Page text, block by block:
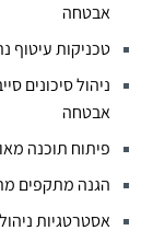
אבטחה
טכניקות עיטוף
ניהול סיכונים
אבטחה
פיתוח תוכנה
הגנה מתקפים
אסטרטגיות